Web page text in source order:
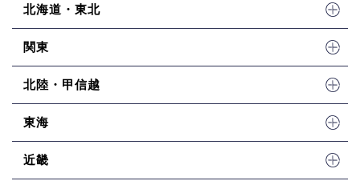
北海道・東北
関東
北陸・甲信越
東海
近畿